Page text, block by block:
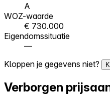
A
WOZ-waarde
€ 730.000
Eigendomssituatie
—
Kloppen je gegevens niet?
Verborgen